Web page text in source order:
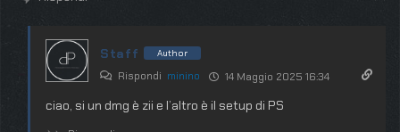
Staff Author
Rispondi minino 14 Maggio 2025 16:34
ciao, si un dmg è zii e l’altro è il setup di PS